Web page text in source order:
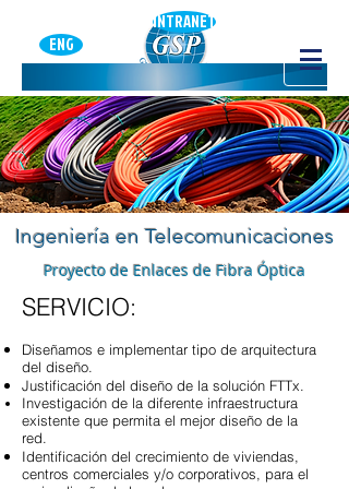
ENG
INTRANET
Ingeniería en Telecomunicaciones
Proyecto de Enlaces de Fibra Óptica
SERVICIO:
Diseñamos e implementar tipo de arquitectura
del diseño.
Justificación del diseño de la solución FTTx.
Investigación de la diferente infraestructura
existente que permita el mejor diseño de la
red.
Identificación del crecimiento de viviendas,
centros comerciales y/o corporativos, para el